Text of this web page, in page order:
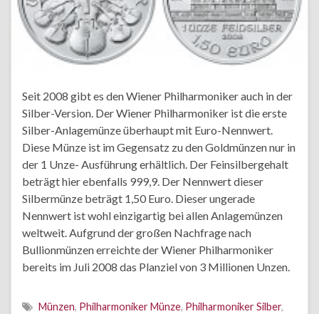
Seit 2008 gibt es den Wiener Philharmoniker auch in der
Silber-Version. Der Wiener Philharmoniker ist die erste
Silber-Anlagemünze überhaupt mit Euro-Nennwert.
Diese Münze ist im Gegensatz zu den Goldmünzen nur in
der 1 Unze- Ausführung erhältlich. Der Feinsilbergehalt
beträgt hier ebenfalls 999,9. Der Nennwert dieser
Silbermünze beträgt 1,50 Euro. Dieser ungerade
Nennwert ist wohl einzigartig bei allen Anlagemünzen
weltweit. Aufgrund der großen Nachfrage nach
Bullionmünzen erreichte der Wiener Philharmoniker
bereits im Juli 2008 das Planziel von 3 Millionen Unzen.
Münzen, Philharmoniker Münze, Philharmoniker Silber,